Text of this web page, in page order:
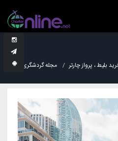
بلیط ، پرواز چارتر مجله گردشگری